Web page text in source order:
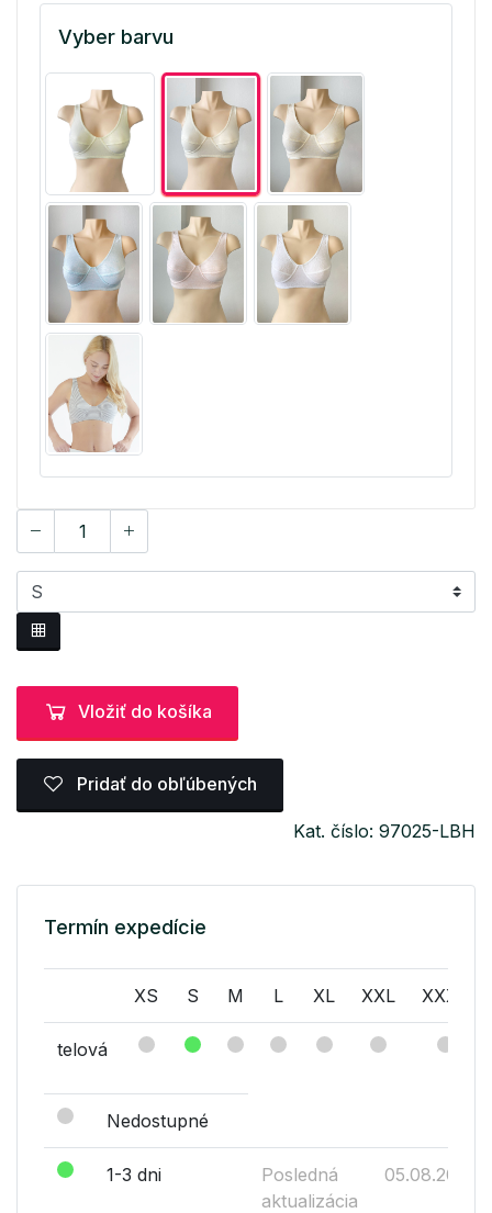
Vyber barvu
Vložiť do košíka
Pridať do obľúbených
Kat. číslo: 97025-LBH
Termín expedície
XS S M L XL XXL XXXL
telová
Nedostupné
1-3 dni
Posledná
aktualizácia
05.08.2026